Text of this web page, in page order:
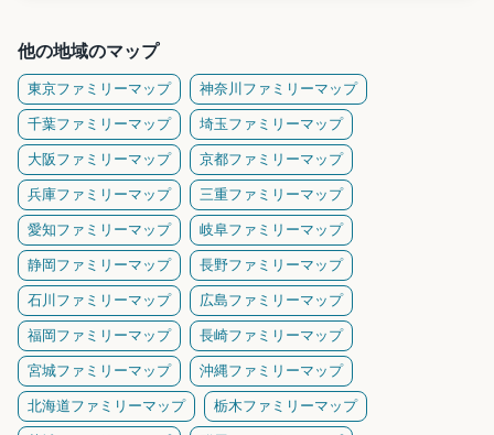
他の地域のマップ
東京ファミリーマップ
神奈川ファミリーマップ
千葉ファミリーマップ
埼玉ファミリーマップ
大阪ファミリーマップ
京都ファミリーマップ
兵庫ファミリーマップ
三重ファミリーマップ
愛知ファミリーマップ
岐阜ファミリーマップ
静岡ファミリーマップ
長野ファミリーマップ
石川ファミリーマップ
広島ファミリーマップ
福岡ファミリーマップ
長崎ファミリーマップ
宮城ファミリーマップ
沖縄ファミリーマップ
北海道ファミリーマップ
栃木ファミリーマップ